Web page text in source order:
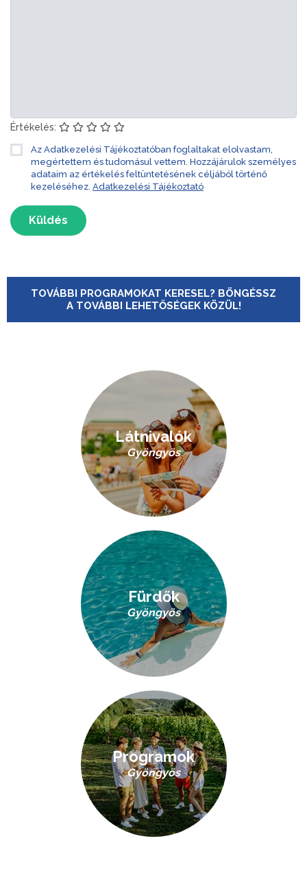
Értékelés:
Az Adatkezelési Tájékoztatóban foglaltakat elolvastam,
megértettem és tudomásul vettem. Hozzájárulok személyes
adataim az értékelés feltüntetésének céljából történő
kezeléséhez. Adatkezelési Tájékoztató
Küldés
TOVÁBBI PROGRAMOKAT KERESEL? BÖNGÉSSZ
A TOVÁBBI LEHETŐSÉGEK KÖZÜL!
Látnivalók
Gyöngyös
Fürdők
Gyöngyös
Programok
Gyöngyös